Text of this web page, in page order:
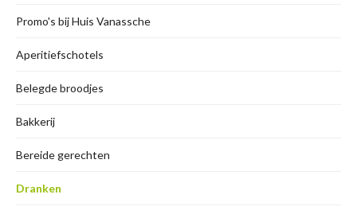
Promo's bij Huis Vanassche
Aperitiefschotels
Belegde broodjes
Bakkerij
Bereide gerechten
Dranken